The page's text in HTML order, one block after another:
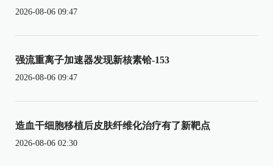
2026-08-06 09:47
强流重离子加速器发现新核素铪-153
2026-08-06 09:47
造血干细胞移植后皮肤纤维化治疗有了新靶点
2026-08-06 02:30